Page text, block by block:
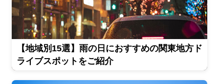
【地域別15選】雨の日におすすめの関東地方ド
ライブスポットをご紹介